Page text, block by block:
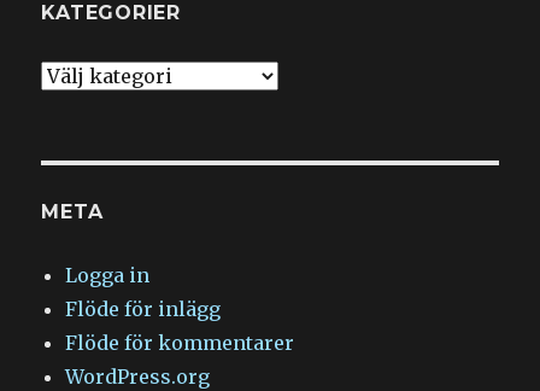
KATEGORIER
Kategorier
META
Logga in
Flöde för inlägg
Flöde för kommentarer
WordPress.org